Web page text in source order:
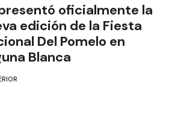
oficialmente la
edición de la Fiesta
Del Pomelo en
Blanca